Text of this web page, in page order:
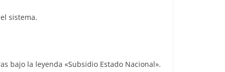
sistema.
bajo la leyenda «Subsidio Estado Nacional».